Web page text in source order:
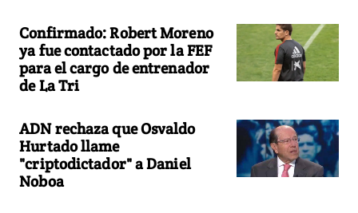
Confirmado: Robert Moreno
ya fue contactado por la FEF
para el cargo de entrenador
de La Tri
ADN rechaza que Osvaldo
Hurtado llame
"criptodictador" a Daniel
Noboa